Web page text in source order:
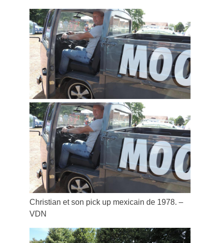
Christian et son pick up mexicain de 1978. –
VDN